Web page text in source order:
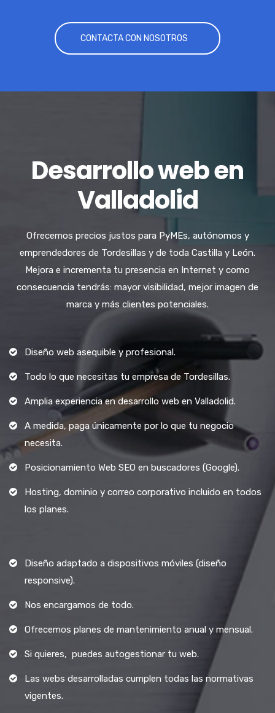
CONTACTA CON NOSOTROS
Desarrollo web en
Valladolid
Ofrecemos precios justos para PyMEs, autónomos y
emprendedores de Tordesillas y de toda Castilla y León.
Mejora e incrementa tu presencia en Internet y como
consecuencia tendrás: mayor visibilidad, mejor imagen de
marca y más clientes potenciales.
Diseño web asequible y profesional.
Todo lo que necesitas tu empresa de Tordesillas.
Amplia experiencia en desarrollo web en Valladolid.
A medida, paga únicamente por lo que tu negocio
necesita.
Posicionamiento Web SEO en buscadores (Google).
Hosting, dominio y correo corporativo incluido en todos
los planes.
Diseño adaptado a dispositivos móviles (diseño
responsive).
Nos encargamos de todo.
Ofrecemos planes de mantenimiento anual y mensual.
Si quieres, puedes autogestionar tu web.
Las webs desarrolladas cumplen todas las normativas
vigentes.